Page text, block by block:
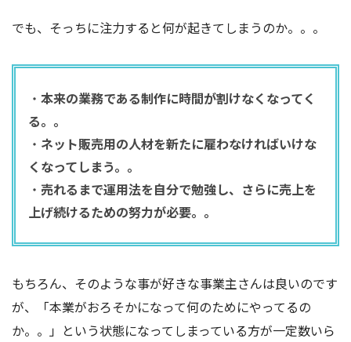
でも、そっちに注力すると何が起きてしまうのか。。。
・ 本来の業務である制作に時間が割けなくなってく
る。。
・ ネット販売用の人材を新たに雇わなければいけな
くなってしまう。。
・ 売れるまで運用法を自分で勉強し、さらに売上を
上げ続けるための努力が必要。。
もちろん、そのような事が好きな事業主さんは良いのです
が、「本業がおろそかになって何のためにやってるの
か。。」という状態になってしまっている方が一定数いら